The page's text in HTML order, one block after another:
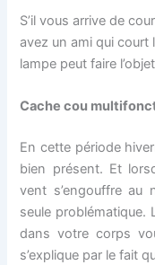
S’il vous arrive de
avez un ami qui
lampe peut faire
Cache cou
En cette période
bien présent. Et
vent s’engouffre au
seule problématique.
dans votre corps
s’explique par le fait